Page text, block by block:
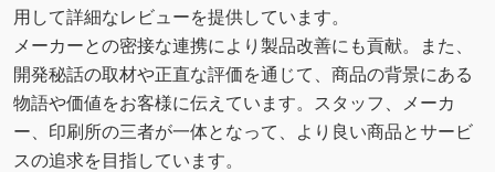
用して詳細なレビューを提供しています。
メーカーとの密接な連携により製品改善にも貢献。また、
開発秘話の取材や正直な評価を通じて、商品の背景にある
物語や価値をお客様に伝えています。スタッフ、メーカ
ー、印刷所の三者が一体となって、より良い商品とサービ
スの追求を目指しています。